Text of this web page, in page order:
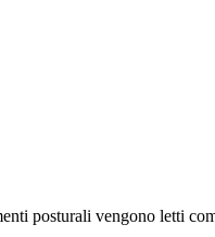
posturali vengono letti